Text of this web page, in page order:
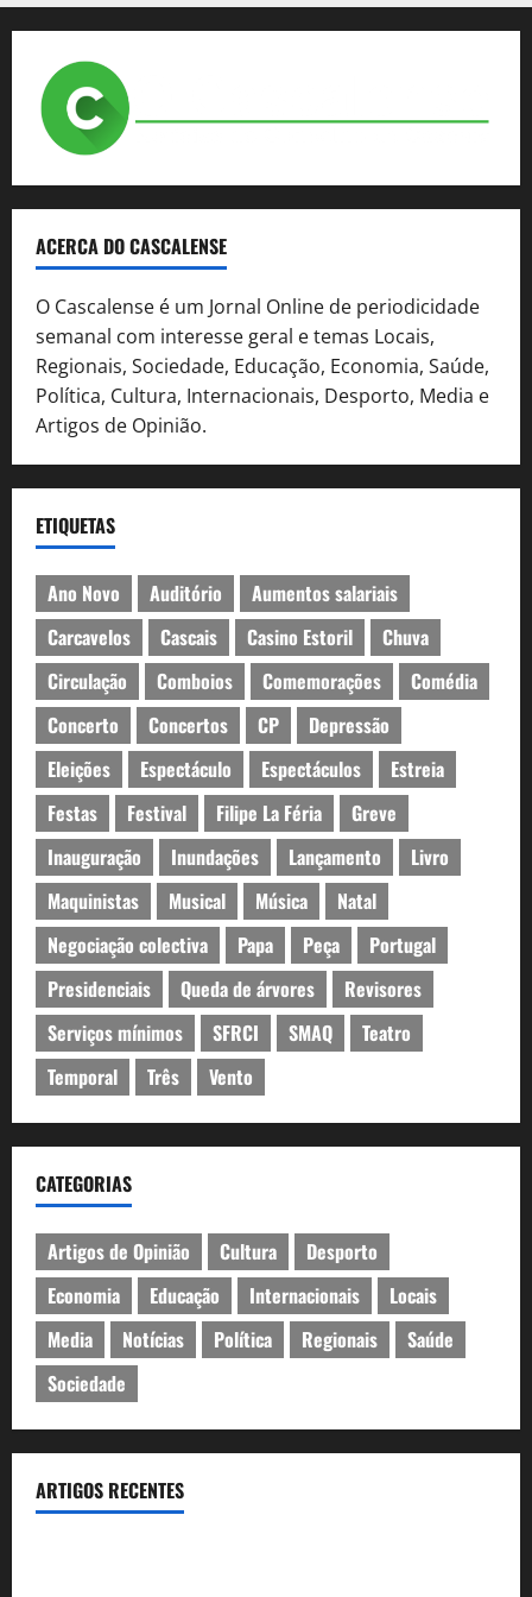
ACERCA DO CASCALENSE
O Cascalense é um Jornal Online de periodicidade
semanal com interesse geral e temas Locais,
Regionais, Sociedade, Educação, Economia, Saúde,
Política, Cultura, Internacionais, Desporto, Media e
Artigos de Opinião.
ETIQUETAS
Ano Novo Auditório
Aumentos salariais
Carcavelos
Cascais Casino Estoril
Chuva
Circulação
Comboios Comemorações
Comédia
Concerto
Concertos CP
Depressão
Eleições
Espectáculo Espectáculos
Estreia
Festas
Festival Filipe La Féria
Greve
Inauguração
Inundações Lançamento
Livro
Maquinistas
Musical Música
Natal
Negociação colectiva
Papa Peça
Portugal
Presidenciais
Queda de árvores
Revisores
Serviços mínimos
SFRCI SMAQ
Teatro
Temporal
Três Vento
CATEGORIAS
Artigos de Opinião Cultura
Desporto
Economia
Educação Internacionais
Locais
Media
Notícias Política Regionais
Saúde
Sociedade
ARTIGOS RECENTES